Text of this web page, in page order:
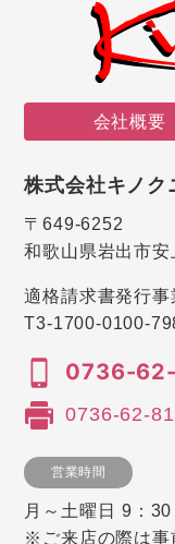
会社概要
株式会社キノク
〒649-6252
和歌山県岩出市安
適格請求書発行事
T3-1700-0100-
0736-
0736-62-
営業時間
月～土曜日 9：
※ご来店の際は事